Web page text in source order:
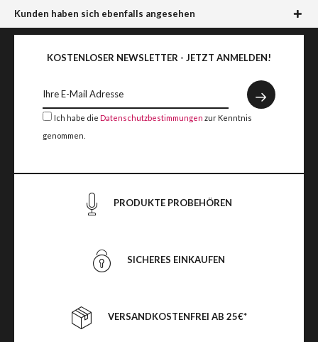
Kunden haben sich ebenfalls angesehen
KOSTENLOSER NEWSLETTER - JETZT ANMELDEN!
Ich habe die Datenschutzbestimmungen zur Kenntnis
genommen.
PRODUKTE PROBEHÖREN
SICHERES EINKAUFEN
VERSANDKOSTENFREI AB 25€*